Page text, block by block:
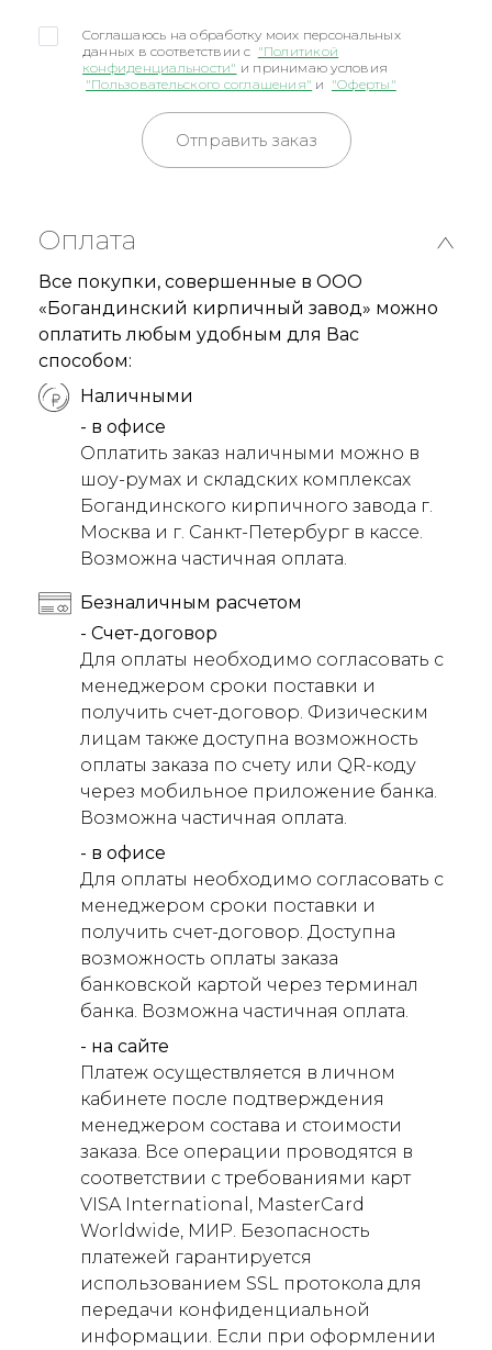
Соглашаюсь на обработку моих персональных
данных в соответствии с "Политикой
конфиденциальности" и принимаю условия
"Пользовательского соглашения" и "Оферты"
Отправить заказ
Оплата
Все покупки, совершенные в ООО
«Богандинский кирпичный завод» можно
оплатить любым удобным для Вас
способом:
Наличными
- в офисе
Оплатить заказ наличными можно в
шоу-румах и складских комплексах
Богандинского кирпичного завода г.
Москва и г. Санкт-Петербург в кассе.
Возможна частичная оплата.
Безналичным расчетом
- Счет-договор
Для оплаты необходимо согласовать с
менеджером сроки поставки и
получить счет-договор. Физическим
лицам также доступна возможность
оплаты заказа по счету или QR-коду
через мобильное приложение банка.
Возможна частичная оплата.
- в офисе
Для оплаты необходимо согласовать с
менеджером сроки поставки и
получить счет-договор. Доступна
возможность оплаты заказа
банковской картой через терминал
банка. Возможна частичная оплата.
- на сайте
Платеж осуществляется в личном
кабинете после подтверждения
менеджером состава и стоимости
заказа. Все операции проводятся в
соответствии с требованиями карт
VISA International, MasterCard
Worldwide, МИР. Безопасность
платежей гарантируется
использованием SSL протокола для
передачи конфиденциальной
информации. Если при оформлении